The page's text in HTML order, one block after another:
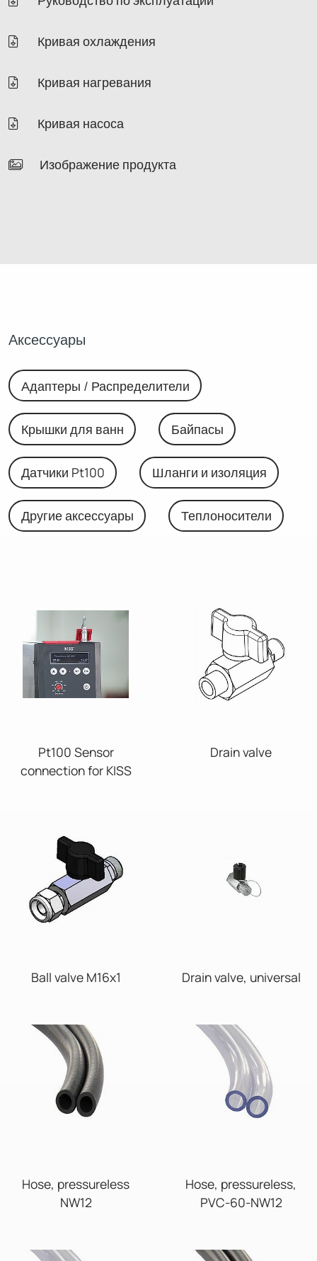
Кривая охлаждения
Кривая нагревания
Кривая насоса
Изображение продукта
Аксессуары
Адаптеры / Распределители
Крышки для ванн Байпасы
Датчики Pt100 Шланги и изоляция
Другие аксессуары Теплоносители
Pt100 Sensor
connection for KISS
Drain valve
Ball valve M16x1 Drain valve, universal
Hose, pressureless
NW12
Hose, pressureless,
PVC-60-NW12